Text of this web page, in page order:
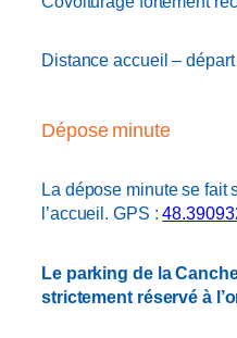
Distance accueil –
Dépose minute
La dépose minute se fait
l’accueil. GPS :
Le parking de la
strictement réservé à